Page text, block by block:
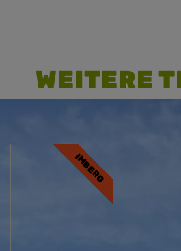
WEITERE
IMBERG